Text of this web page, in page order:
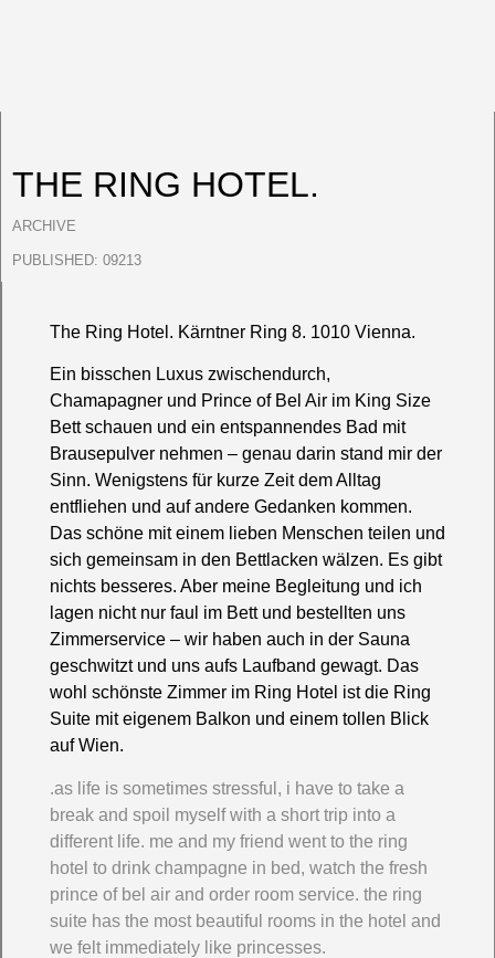
THE RING HOTEL.
ARCHIVE
PUBLISHED: 09213
The Ring Hotel. Kärntner Ring 8. 1010 Vienna.
Ein bisschen Luxus zwischendurch,
Chamapagner und Prince of Bel Air im King Size
Bett schauen und ein entspannendes Bad mit
Brausepulver nehmen – genau darin stand mir der
Sinn. Wenigstens für kurze Zeit dem Alltag
entfliehen und auf andere Gedanken kommen.
Das schöne mit einem lieben Menschen teilen und
sich gemeinsam in den Bettlacken wälzen. Es gibt
nichts besseres. Aber meine Begleitung und ich
lagen nicht nur faul im Bett und bestellten uns
Zimmerservice – wir haben auch in der Sauna
geschwitzt und uns aufs Laufband gewagt. Das
wohl schönste Zimmer im Ring Hotel ist die Ring
Suite mit eigenem Balkon und einem tollen Blick
auf Wien.
.as life is sometimes stressful, i have to take a
break and spoil myself with a short trip into a
different life. me and my friend went to the ring
hotel to drink champagne in bed, watch the fresh
prince of bel air and order room service. the ring
suite has the most beautiful rooms in the hotel and
we felt immediately like princesses.